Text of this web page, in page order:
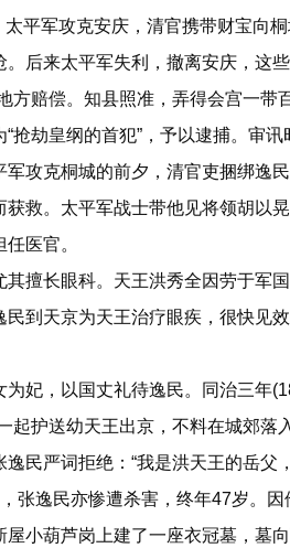
军攻克安庆，清官携带财宝向桐
后来太平军失利，撤离安庆，这
方赔偿。知县照准，弄得会宫一带
抢劫皇纲的首犯”，予以逮捕。审
攻克桐城的前夕，清官吏捆绑逸
救。太平军战士带他见将领胡以
医官。
长眼科。天王洪秀全因劳于军国
到天京为天王治疗眼疾，很快见
，以国丈礼待逸民。同治三年
起护送幼天王出京，不料在城郊落
民严词拒绝：“我是洪天王的岳父
张逸民亦惨遭杀害，终年47岁。
小葫芦岗上建了一座衣冠墓，墓向